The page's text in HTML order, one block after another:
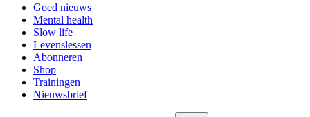
Goed nieuws
Mental health
Slow life
Levenslessen
Abonneren
Shop
Trainingen
Nieuwsbrief